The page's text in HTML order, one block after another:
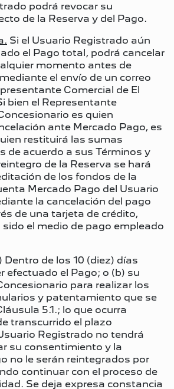
podrá revocar su
de la Reserva y del Pago.
Si el Usuario Registrado aún
el Pago total, podrá cancelar
momento antes de
el envío de un correo
Comercial de El
bien el Representante
es quien
ante Mercado Pago, es
restituirá las sumas
de acuerdo a sus Términos y
de la Reserva se hará
de los fondos de la
Mercado Pago del Usuario
la cancelación del pago
de una tarjeta de crédito,
el medio de pago empleado
Dentro de los 10 (diez) días
efectuado el Pago; o (b) su
para realizar los
y patentamiento que se
5.1.; lo que ocurra
transcurrido el plazo
Registrado no tendrá
su consentimiento y la
no le serán reintegrados por
continuar con el proceso de
Se deja expresa constancia